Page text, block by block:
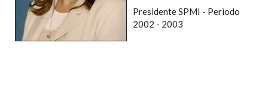
Presidente SPMI - Periodo
2002 - 2003